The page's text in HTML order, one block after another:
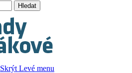
Hledat
Skrýt Levé menu